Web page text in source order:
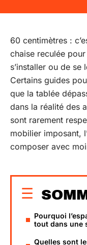
60 centimètres :
chaise reculée
s’installer ou de se
Certains guides
que la tablée
dans la réalité des
sont rarement
mobilier imposant,
composer avec
Pourquoi
tout dans une
Quelles sont